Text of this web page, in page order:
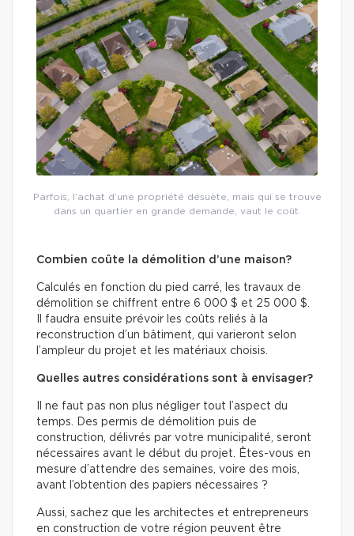
Parfois, l’achat d’une propriété désuète, mais qui se trouve
dans un quartier en grande demande, vaut le coût.
Combien coûte la démolition d’une maison?
Calculés en fonction du pied carré, les travaux de
démolition se chiffrent entre 6 000 $ et 25 000 $.
Il faudra ensuite prévoir les coûts reliés à la
reconstruction d’un bâtiment, qui varieront selon
l’ampleur du projet et les matériaux choisis.
Quelles autres considérations sont à envisager?
Il ne faut pas non plus négliger tout l’aspect du
temps. Des permis de démolition puis de
construction, délivrés par votre municipalité, seront
nécessaires avant le début du projet. Êtes-vous en
mesure d’attendre des semaines, voire des mois,
avant l’obtention des papiers nécessaires ?
Aussi, sachez que les architectes et entrepreneurs
en construction de votre région peuvent être